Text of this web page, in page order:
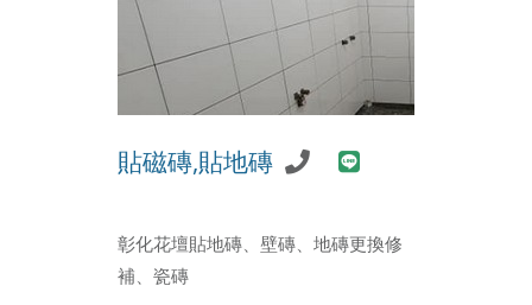
貼磁磚,貼地磚
彰化花壇貼地磚、壁磚、地磚更換修
補、瓷磚